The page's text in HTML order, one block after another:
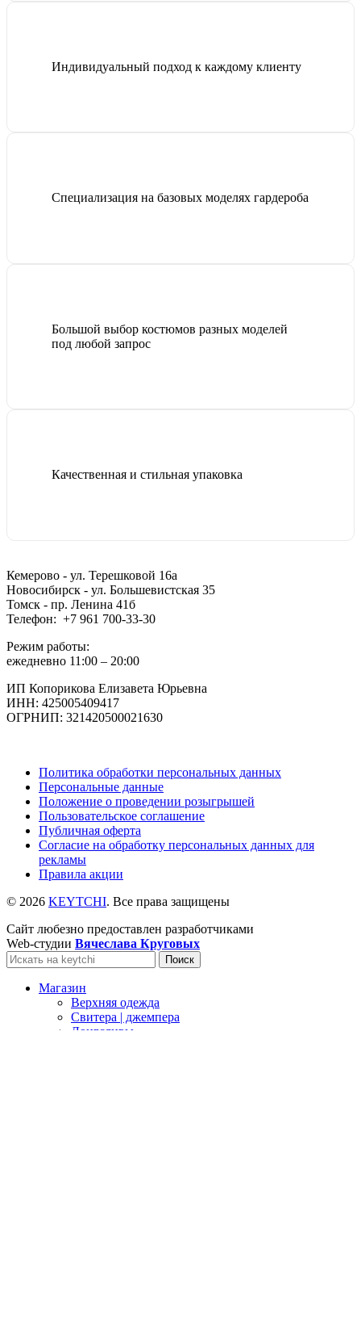
Индивидуальный подход к каждому клиенту
Специализация на базовых моделях гардероба
Большой выбор костюмов разных моделей
под любой запрос
Качественная и стильная упаковка
Кемерово - ул. Терешковой 16а
Новосибирск - ул. Большевистская 35
Томск - пр. Ленина 41б
Телефон: +7 961 700-33-30
Режим работы:
ежедневно 11:00 – 20:00
ИП Копорикова Елизавета Юрьевна
ИНН: 425005409417
ОГРНИП: 321420500021630
Политика обработки персональных данных
Персональные данные
Положение о проведении розыгрышей
Пользовательское соглашение
Публичная оферта
Согласие на обработку персональных данных для
рекламы
Правила акции
© 2026 KEYTCHI. Все права защищены
Сайт любезно предоставлен разработчиками
Web-студии Вячеслава Круговых
Поиск
Магазин
Верхняя одежда
Свитера | джемпера
Лонгсливы